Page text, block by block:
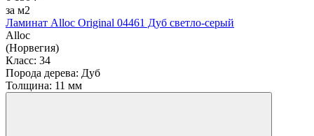
за м2
Ламинат Alloc Original 04461 Дуб светло-серый
Alloc
(Норвегия)
Класс: 34
Порода дерева: Дуб
Толщина: 11 мм